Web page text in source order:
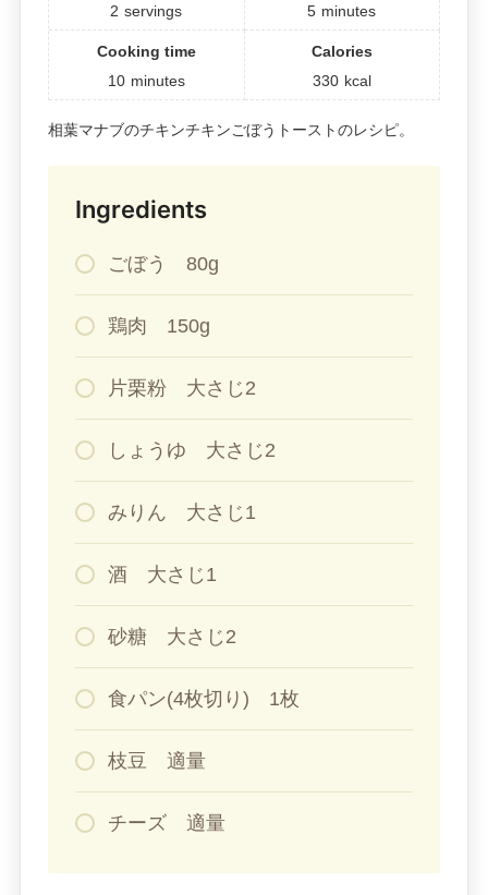
2 servings
5 minutes
Cooking time
10 minutes
Calories
330 kcal
相葉マナブのチキンチキンごぼうトーストのレシピ。
Ingredients
ごぼう 80g
鶏肉 150g
片栗粉 大さじ2
しょうゆ 大さじ2
みりん 大さじ1
酒 大さじ1
砂糖 大さじ2
食パン(4枚切り) 1枚
枝豆 適量
チーズ 適量